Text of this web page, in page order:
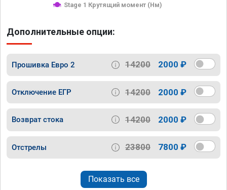
Stage 1 Крутящий момент (Нм)
Дополнительные опции:
Прошивка Евро 2 14200 2000 ₽
Отключение ЕГР 14200 2000 ₽
Возврат стока 14200 2000 ₽
Отстрелы 23800 7800 ₽
Показать все